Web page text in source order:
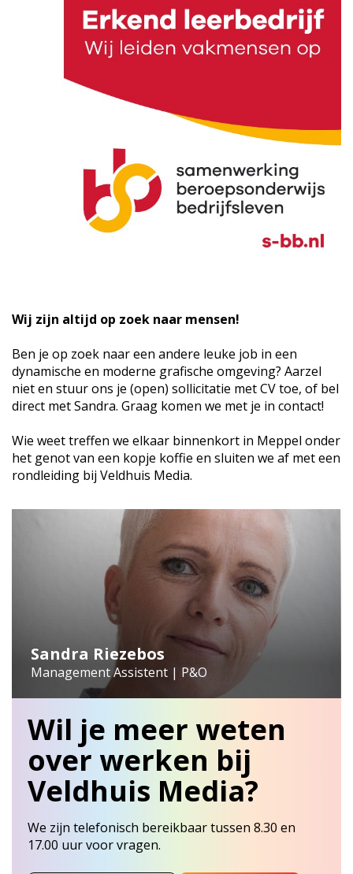
Wij zijn altijd op zoek naar mensen!
Ben je op zoek naar een andere leuke job in een
dynamische en moderne grafische omgeving? Aarzel
niet en stuur ons je (open) sollicitatie met CV toe, of bel
direct met Sandra. Graag komen we met je in contact!
Wie weet treffen we elkaar binnenkort in Meppel onder
het genot van een kopje koffie en sluiten we af met een
rondleiding bij Veldhuis Media.
Sandra Riezebos
Management Assistent | P&O
Wil je meer weten
over werken bij
Veldhuis Media?
We zijn telefonisch bereikbaar tussen 8.30 en
17.00 uur voor vragen.